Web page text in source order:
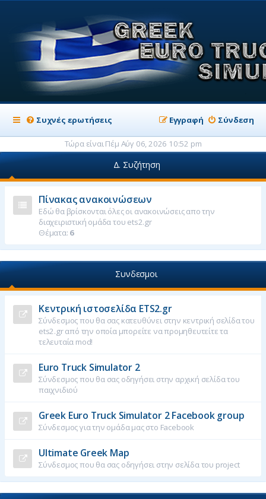
Συχνές ερωτήσεις Σύνδεση
Εγγραφή
Τώρα είναι Πέμ Αύγ 06, 2026 10:52 pm
Δ. Συζήτηση
Πίνακας ανακοινώσεων
Εδώ θα βρίσκονται όλες οι ανακοινώσεις απο την
διαχειριστική ομάδα του ets2.gr
Θέματα: 6
Συνδεσμοι
Κεντρική ιστοσελίδα ETS2.gr
Σύνδεσμος που θα σας κατευθύνει στην κεντρική σελίδα του
ets2.gr από την οποία μπορείτε να προμηθευτείτε τα
τελευταία mod!
Euro Truck Simulator 2
Σύνδεσμος που θα σας οδηγήσει στην αρχική σελίδα του
παιχνιδιού
Greek Euro Truck Simulator 2 Facebook group
Σύνδεσμος για την ομάδα μας στο Facebook
Ultimate Greek Map
Σύνδεσμος που θα σας οδηγήσει στην σελίδα του project